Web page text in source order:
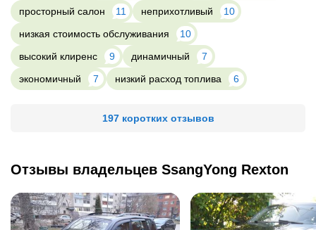
просторный салон
11 неприхотливый
10
низкая стоимость обслуживания
10
высокий клиренс
9 динамичный
7
экономичный
7 низкий расход топлива 6
197 коротких отзывов
Отзывы владельцев SsangYong Rexton